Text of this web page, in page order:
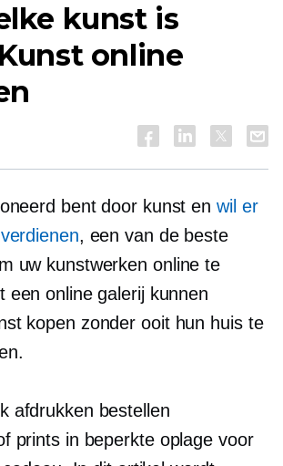
kunst is
online
bent door kunst en wil er
, een van de beste
uw kunstwerken online te
een online galerij kunnen
kopen zonder ooit hun huis te
afdrukken bestellen
prints in beperkte oplage voor